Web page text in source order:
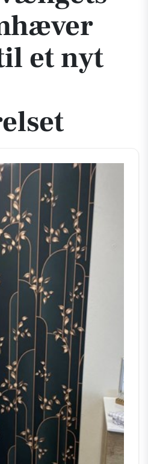
et nyt